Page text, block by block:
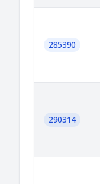
285390
290314